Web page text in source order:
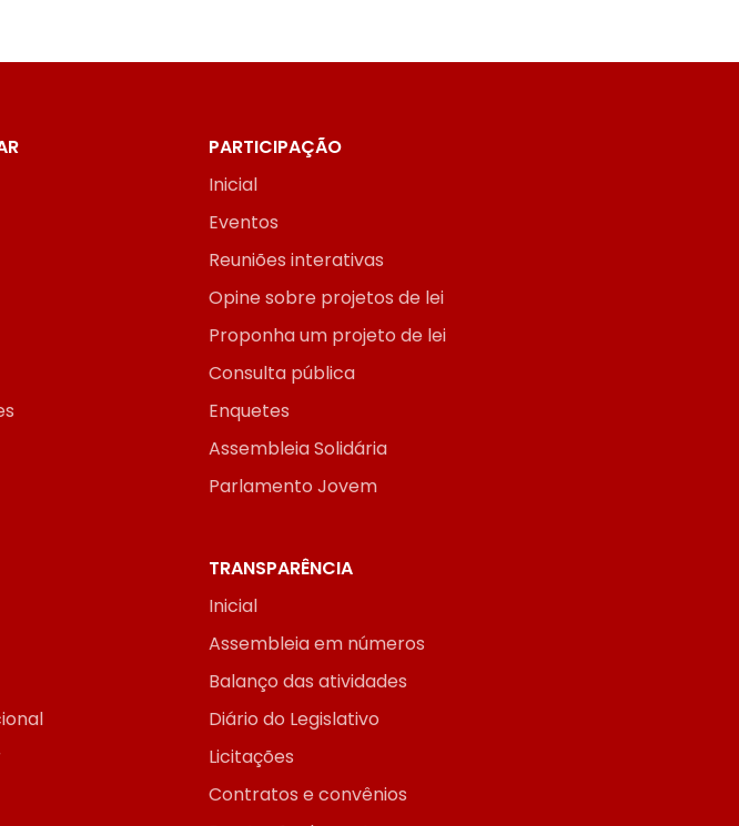
PARTICIPAÇÃO
Inicial
Eventos
Reuniões interativas
Opine sobre projetos de lei
Proponha um projeto de lei
Consulta pública
Enquetes
Assembleia Solidária
Parlamento Jovem
TRANSPARÊNCIA
Inicial
Assembleia em números
Balanço das atividades
Diário do Legislativo
Licitações
Contratos e convênios